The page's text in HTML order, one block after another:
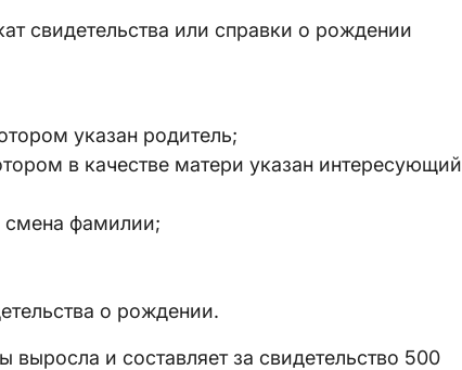
свидетельства или справки о рождении
указан родитель;
в качестве матери указан интересующий
смена фамилии;
о рождении.
и составляет за свидетельство 500